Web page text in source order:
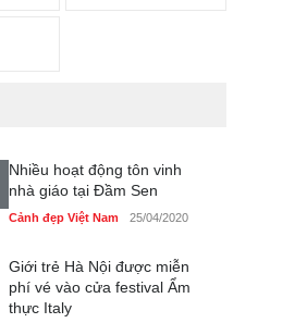
Nhiều hoạt động tôn vinh
nhà giáo tại Đầm Sen
Cảnh đẹp Việt Nam 25/04/2020
Giới trẻ Hà Nội được miễn
phí vé vào cửa festival Ẩm
thực Italy